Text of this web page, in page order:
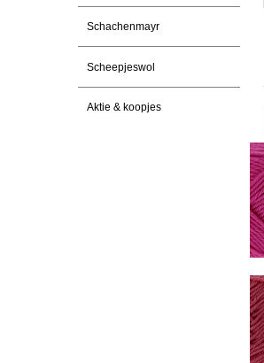
Schachenmayr
Scheepjeswol
Aktie & koopjes